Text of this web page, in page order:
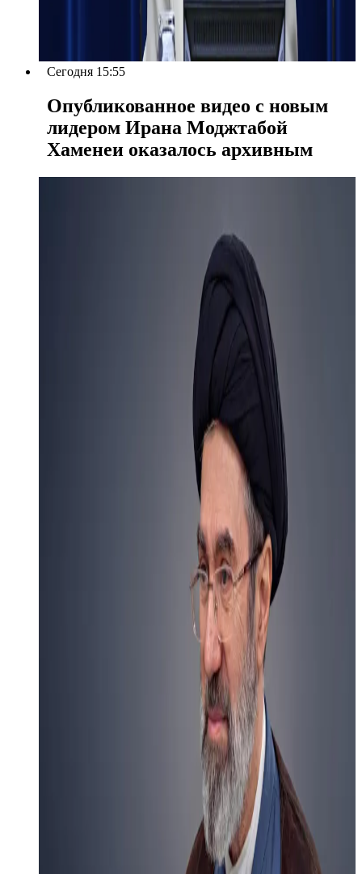
Сегодня 15:55
Опубликованное видео с новым
лидером Ирана Моджтабой
Хаменеи оказалось архивным